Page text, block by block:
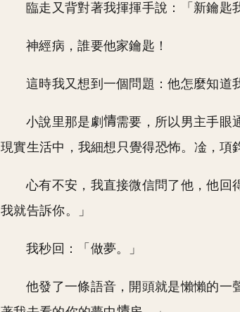
臨走又背對著我揮揮手說：「新鑰匙
神經病，誰要他家鑰匙！
這時我又想到一個問題：他怎麼知道
小說里那是劇 需要，所以男主手眼
現實生活中，我細想只覺得恐怖。凎，項
心有不安，我直接微信問了他，他回
我就告訴你。」
我秒回：「做夢。」
他發了一條語音，開頭就是懶懶的一